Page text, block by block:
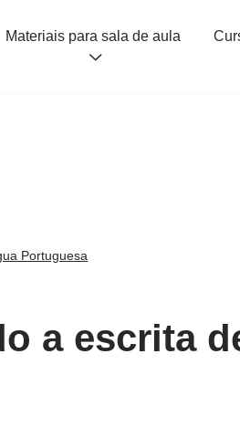
Materiais para sala de aula
Portuguesa
a escrita